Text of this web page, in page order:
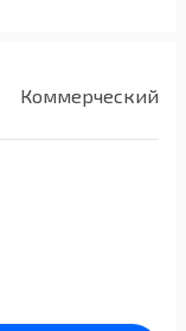
Коммерческий